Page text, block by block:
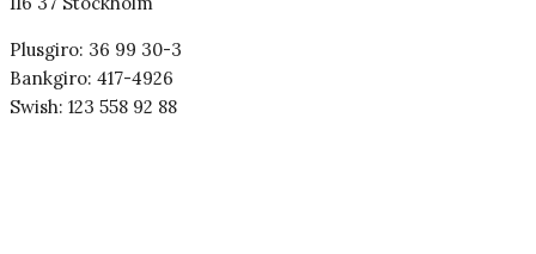
Plusgiro: 36 99 30-3
Bankgiro: 417-4926
Swish: 123 558 92 88